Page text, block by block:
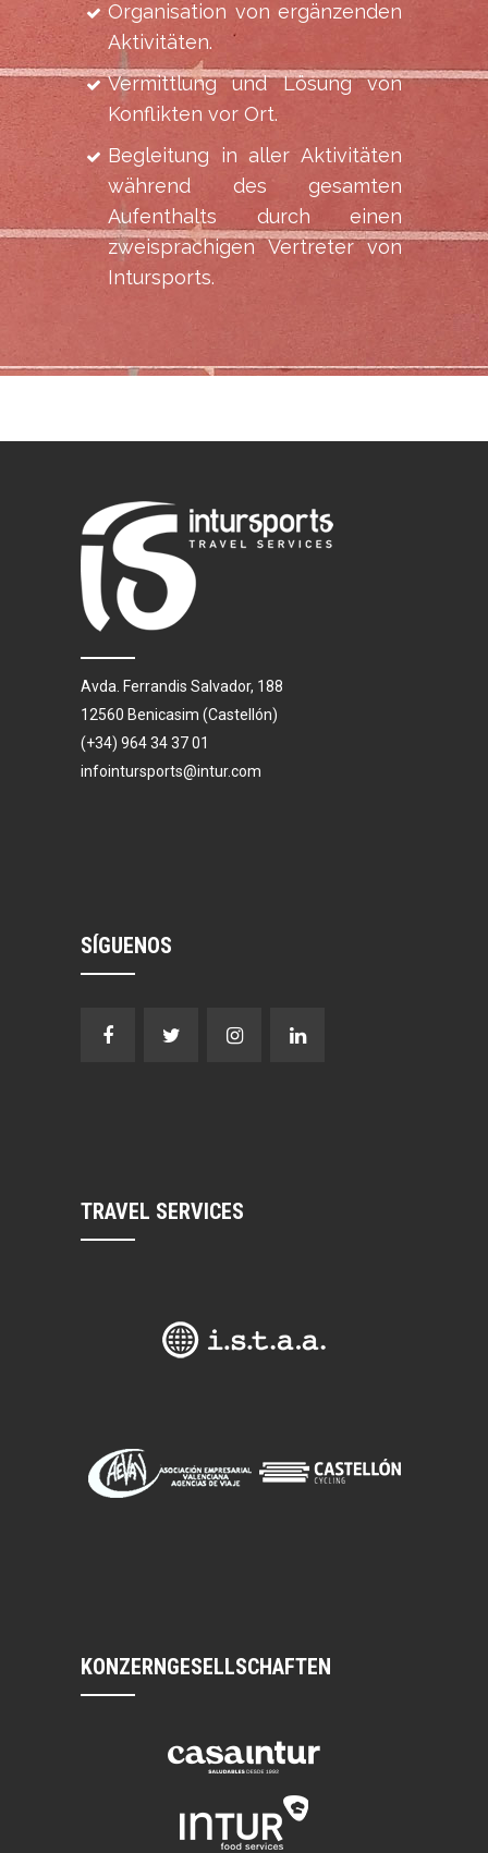
Organisation von ergänzenden
Aktivitäten.
Vermittlung und Lösung von
Konflikten vor Ort.
Begleitung in aller Aktivitäten
während des gesamten
Aufenthalts durch einen
zweisprachigen Vertreter von
Intursports.
Avda. Ferrandis Salvador, 188
12560 Benicasim (Castellón)
(+34) 964 34 37 01
infointursports@intur.com
SÍGUENOS
TRAVEL SERVICES
KONZERNGESELLSCHAFTEN